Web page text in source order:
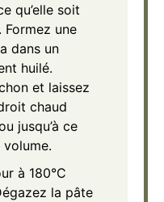
qu’elle soit
Formez une
dans un
huilé.
et laissez
chaud
jusqu’à ce
volume.
à 180°C
la pâte